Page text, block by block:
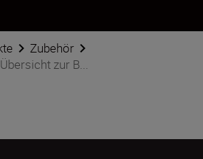
Zubehör
Übersicht zur B...